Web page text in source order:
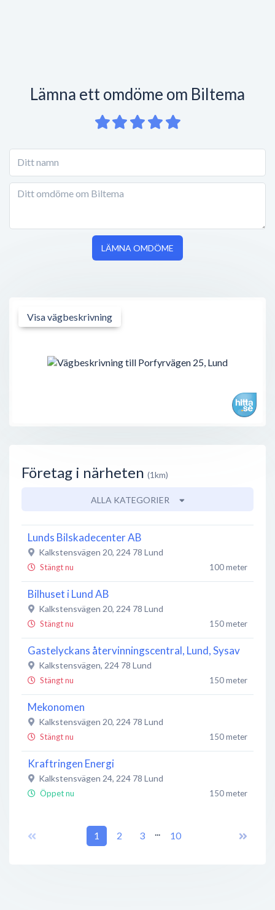
Lämna ett omdöme om Biltema
LÄMNA OMDÖME
Visa vägbeskrivning
Företag i närheten (1km)
ALLA KATEGORIER
Lunds Bilskadecenter AB
Kalkstensvägen 20, 224 78 Lund
Stängt nu 100 meter
Bilhuset i Lund AB
Kalkstensvägen 20, 224 78 Lund
Stängt nu 150 meter
Gastelyckans återvinningscentral, Lund, Sysav
Kalkstensvägen, 224 78 Lund
Stängt nu 150 meter
Mekonomen
Kalkstensvägen 20, 224 78 Lund
Stängt nu 150 meter
Kraftringen Energi
Kalkstensvägen 24, 224 78 Lund
Öppet nu 150 meter
Porfyrvägen 26 224 78 Lund
1 2 3 ... 10